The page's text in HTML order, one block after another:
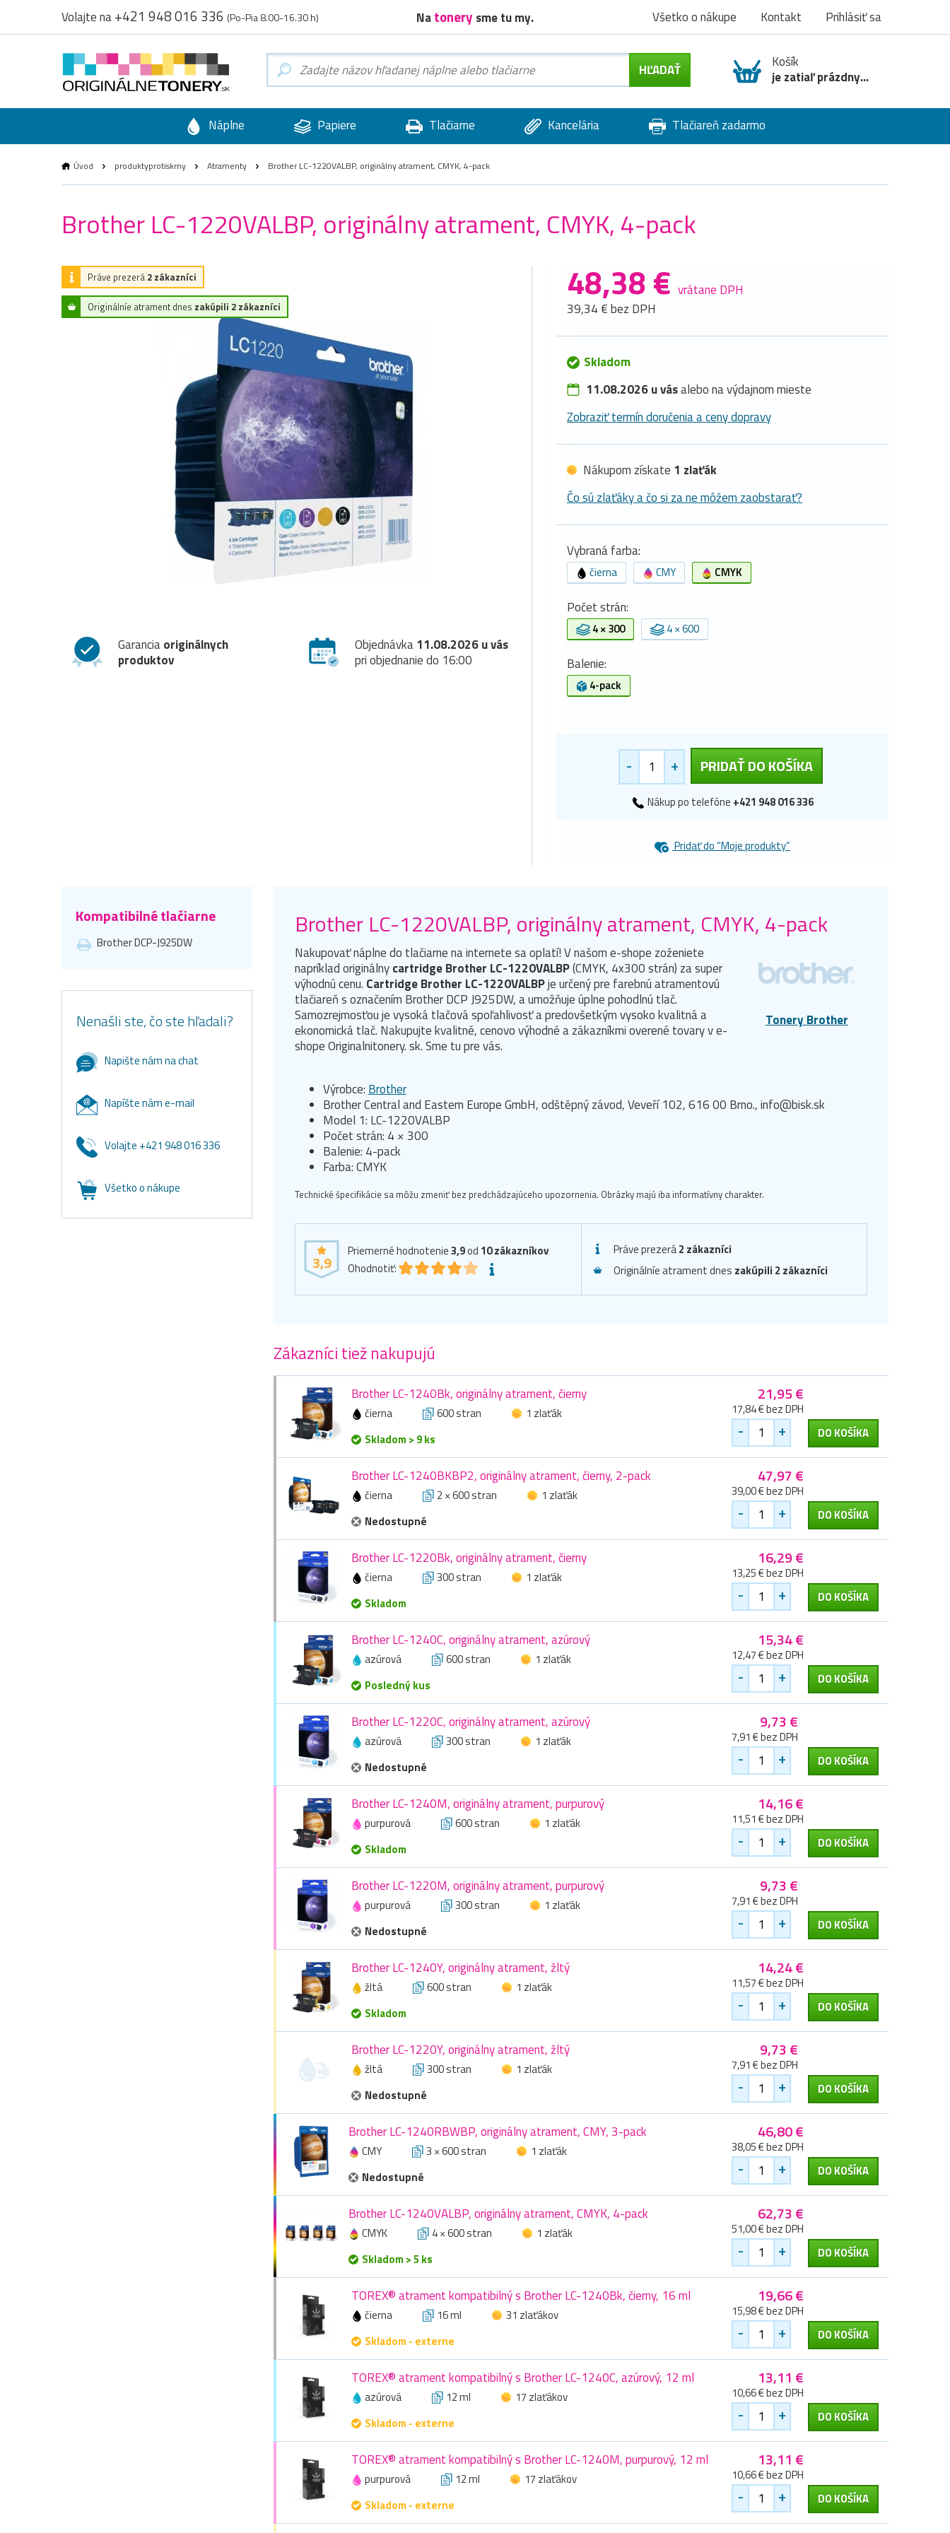
Volajte na+421 948 016 336 (Po-Pia 8.00-16.30 h) Natonery sme tu my. Všetko o nákupe Kontakt Prihlásiť sa
Košík
je zatiaľ prázdny...
Náplne Papiere Tlačiarne Kancelária Tlačiareň zadarmo
Úvod produktyprotiskrny Atramenty Brother LC-1220VALBP, originálny atrament, CMYK, 4-pack
Brother LC-1220VALBP, originálny atrament, CMYK, 4-pack
Práve prezerá 2 zákazníci
Originálníe atrament dnes zakúpili 2 zákazníci
Garanciaoriginálnych
produktov
Objednávka11.08.2026 u vás
pri objednanie do 16:00
48,38 € vrátane DPH
39,34 € bez DPH
Skladom
11.08.2026 u vásalebo na výdajnom mieste
Zobraziť termín doručenia a ceny dopravy
Nákupom získate 1 zlaťák
Čo sú zlaťáky a čo si za ne môžem zaobstarať?
Vybraná farba:
čierna CMY CMYK
Počet strán:
4 × 300 4 × 600
Balenie:
4-pack
- + PRIDAŤ DO KOŠÍKA
Nákup po telefóne +421 948 016 336
Pridať do “Moje produkty”
Kompatibilné tlačiarne
Brother DCP-J925DW
Nenašli ste, čo ste hľadali?
Napište nám na chat
Napíšte nám e-mail
Volajte +421 948 016 336
Všetko o nákupe
Brother LC-1220VALBP, originálny atrament, CMYK, 4-pack
Tonery Brother
Nakupovať náplne do tlačiarne na internete sa oplatí! V našom e-shope zoženiete
napríklad originálnycartridge Brother LC-1220VALBP(CMYK, 4x300 strán) za super
výhodnú cenu. Cartridge Brother LC-1220VALBPje určený pre farebnú atramentovú
tlačiareň s označením Brother DCP J925DW, a umožňuje úplne pohodlnú tlač.
Samozrejmosťou je vysoká tlačová spoľahlivosť a predovšetkým vysoko kvalitná a
ekonomická tlač. Nakupujte kvalitné, cenovo výhodné a zákazníkmi overené tovary v e-
shope Originalnitonery. sk. Sme tu pre vás.
Výrobce: Brother
Brother Central and Eastern Europe GmbH, odštěpný závod, Veveří 102, 616 00 Brno., info@bisk.sk
Model 1: LC-1220VALBP
Počet strán: 4 × 300
Balenie: 4-pack
Farba: CMYK
Technické špecifikácie sa môžu zmeniť bez predchádzajúceho upozornenia. Obrázky majú iba informatívny charakter.
3,9
Priemerné hodnotenie3,9od 10zákazníkov
Ohodnotiť:
Práve prezerá2 zákazníci
Originálníe atrament dnes zakúpili 2 zákazníci
Zákazníci tiež nakupujú
Brother LC-1240Bk, originálny atrament, čierny
čierna 600 stran
1 zlaťák
Skladom > 9 ks
21,95 €
17,84 € bez DPH
- + DO KOŠÍKA
Brother LC-1240BKBP2, originálny atrament, čierny, 2-pack
čierna 2 × 600 stran
1 zlaťák
Nedostupné
47,97 €
39,00 € bez DPH
- + DO KOŠÍKA
Brother LC-1220Bk, originálny atrament, čierny
čierna 300 stran
1 zlaťák
Skladom
16,29 €
13,25 € bez DPH
- + DO KOŠÍKA
Brother LC-1240C, originálny atrament, azúrový
azúrová 600 stran
1 zlaťák
Posledný kus
15,34 €
12,47 € bez DPH
- + DO KOŠÍKA
Brother LC-1220C, originálny atrament, azúrový
azúrová 300 stran
1 zlaťák
Nedostupné
9,73 €
7,91 € bez DPH
- + DO KOŠÍKA
Brother LC-1240M, originálny atrament, purpurový
purpurová 600 stran
1 zlaťák
Skladom
14,16 €
11,51 € bez DPH
- + DO KOŠÍKA
Brother LC-1220M, originálny atrament, purpurový
purpurová 300 stran
1 zlaťák
Nedostupné
9,73 €
7,91 € bez DPH
- + DO KOŠÍKA
Brother LC-1240Y, originálny atrament, žltý
žltá 600 stran
1 zlaťák
Skladom
14,24 €
11,57 € bez DPH
- + DO KOŠÍKA
Brother LC-1220Y, originálny atrament, žltý
žltá 300 stran
1 zlaťák
Nedostupné
9,73 €
7,91 € bez DPH
- + DO KOŠÍKA
Brother LC-1240RBWBP, originálny atrament, CMY, 3-pack
CMY 3 × 600 stran
1 zlaťák
Nedostupné
46,80 €
38,05 € bez DPH
- + DO KOŠÍKA
Brother LC-1240VALBP, originálny atrament, CMYK, 4-pack
CMYK 4 × 600 stran
1 zlaťák
Skladom > 5 ks
62,73 €
51,00 € bez DPH
- + DO KOŠÍKA
TOREX® atrament kompatibilný s Brother LC-1240Bk, čierny, 16 ml
čierna 16 ml
31 zlaťákov
Skladom - externe
19,66 €
15,98 € bez DPH
- + DO KOŠÍKA
TOREX® atrament kompatibilný s Brother LC-1240C, azúrový, 12 ml
azúrová 12 ml
17 zlaťákov
Skladom - externe
13,11 €
10,66 € bez DPH
- + DO KOŠÍKA
TOREX® atrament kompatibilný s Brother LC-1240M, purpurový, 12 ml
purpurová 12 ml
17 zlaťákov
Skladom - externe
13,11 €
10,66 € bez DPH
- + DO KOŠÍKA